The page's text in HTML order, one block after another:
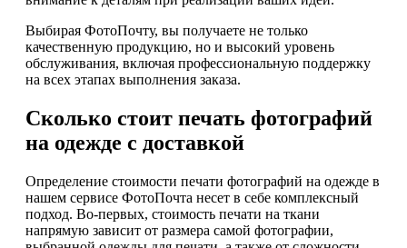
Выбирая ФотоПочту, вы получаете не только
качественную продукцию, но и высокий уровень
обслуживания, включая профессиональную поддержку
на всех этапах выполнения заказа.
Сколько стоит печать фотографий
на одежде с доставкой
Определение стоимости печати фотографий на одежде в
нашем сервисе ФотоПочта несет в себе комплексный
подход. Во-первых, стоимость печати на ткани
напрямую зависит от размера самой фотографии,